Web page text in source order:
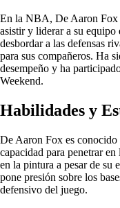
En la NBA, De Aaron Fox
asistir y liderar a su
desbordar a las defensas
para sus compañeros. Ha
desempeño y ha
Weekend.
Habilidades y
De Aaron Fox es conocido
capacidad para penetrar
en la pintura a pesar de su
pone presión sobre los
defensivo del juego.